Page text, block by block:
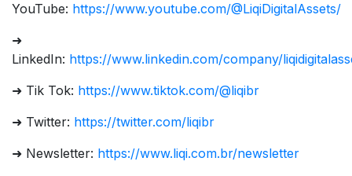
YouTube: https://www.youtube.com/@LiqiDigitalAssets/
➜
LinkedIn: https://www.linkedin.com/company/
➜ Tik Tok: https://www.tiktok.com/@liqibr
➜ Twitter: https://twitter.com/liqibr
➜ Newsletter: https://www.liqi.com.br/newsletter